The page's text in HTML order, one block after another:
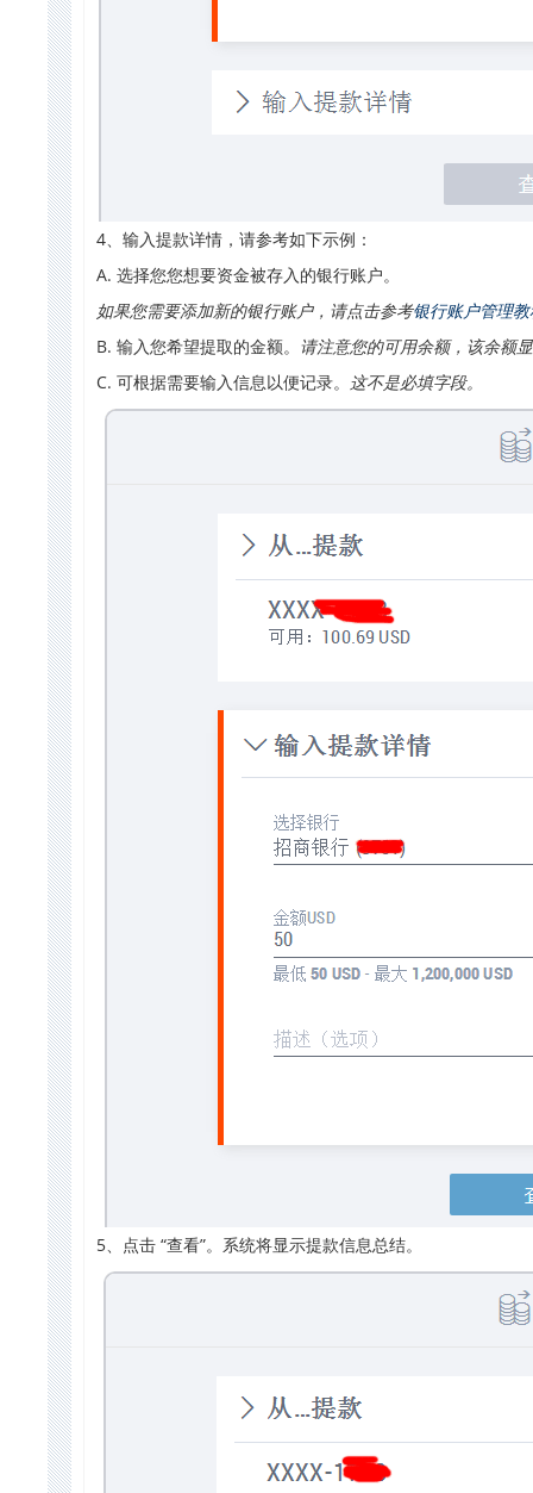
4、输入提款详情，请参考如下示例：
A. 选择您您想要资金被存入的银行账户。
如果您需要添加新的银行账户，请点击参考银行账户管理
B. 输入您希望提取的金额。 请注意您的可用余额，该余额
C. 可根据需要输入信息以便记录。 这不是必填字段。
5、点击 “查看”。系统将显示提款信息总结。